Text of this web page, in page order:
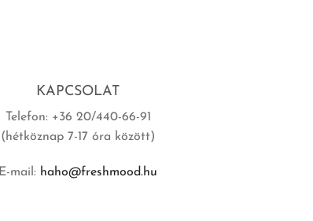
KAPCSOLAT
Telefon: +36 20/440-66-91
(hétköznap 7-17 óra között)
E-mail: haho@freshmood.hu